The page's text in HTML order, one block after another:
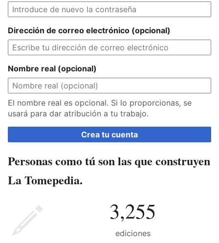
Dirección de correo electrónico (opcional)
Nombre real (opcional)
El nombre real es opcional. Si lo proporcionas, se
usará para dar atribución a tu trabajo.
Crea tu cuenta
Personas como tú son las que construyen
La Tomepedia.
3,255
ediciones